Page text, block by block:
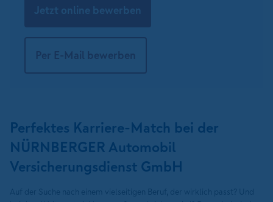
Jetzt online bewerben
Per E-Mail bewerben
Perfektes Karriere-Match bei der
NÜRNBERGER Automobil
Versicherungsdienst GmbH